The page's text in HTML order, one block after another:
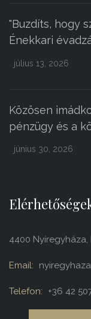
"Buzdíts, hogy
Énekkari
július 13, 2026
Közösen
pénzügy és a
június 30, 2026
4400 Nyíregyháza,
Email:
Telefon: +36 42